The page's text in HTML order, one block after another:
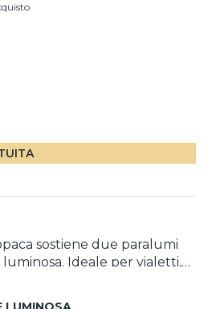
sostiene due paralumi
Ideale per vialetti,
garantisce resistenza a